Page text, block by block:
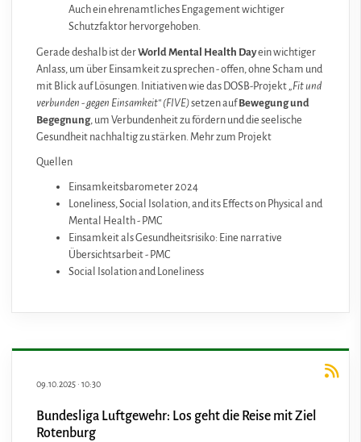
Auch ein ehrenamtliches Engagement wichtiger
Schutzfaktor hervorgehoben.
Gerade deshalb ist derWorld Mental Health Dayein wichtiger
Anlass, um über Einsamkeit zu sprechen - offen, ohne Scham und
mit Blick auf Lösungen. Initiativen wie das DOSB-Projekt „Fit und
verbunden - gegen Einsamkeit“ (FIVE)setzen aufBewegung und
Begegnung, um Verbundenheit zu fördern und die seelische
Gesundheit nachhaltig zu stärken. Mehr zum Projekt
Quellen
Einsamkeitsbarometer 2024
Loneliness, Social Isolation, and its Effects on Physical and
Mental Health - PMC
Einsamkeit als Gesundheitsrisiko: Eine narrative
Übersichtsarbeit - PMC
Social Isolation and Loneliness
09.10.2025 · 10:30
Bundesliga Luftgewehr: Los geht die Reise mit Ziel
Rotenburg